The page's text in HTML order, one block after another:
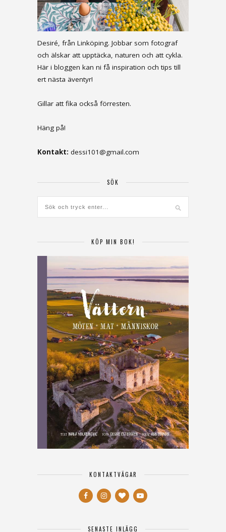
Desiré, från Linköping. Jobbar som fotograf
och älskar att upptäcka, naturen och att cykla.
Här i bloggen kan ni få inspiration och tips till
ert nästa äventyr!
Gillar att fika också förresten.
Häng på!
Kontakt: dessi101@gmail.com
SÖK
KÖP MIN BOK!
KONTAKTVÄGAR
SENASTE INLÄGG